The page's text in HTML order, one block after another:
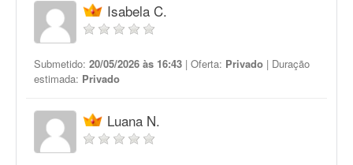
Isabela C.
Submetido: 20/05/2026 às 16:43 | Oferta: Privado | Duração
estimada: Privado
Luana N.